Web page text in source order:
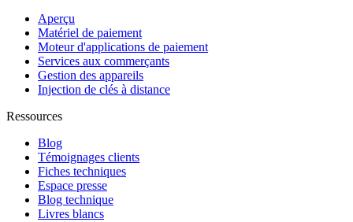
Aperçu
Matériel de paiement
Moteur d'applications de paiement
Services aux commerçants
Gestion des appareils
Injection de clés à distance
Ressources
Blog
Témoignages clients
Fiches techniques
Espace presse
Blog technique
Livres blancs